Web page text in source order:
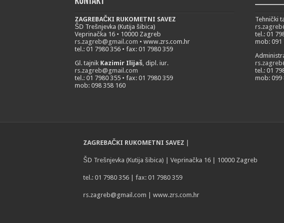
ZAGREBAČKI RUKOMETNI SAVEZ
ŠD Trešnjevka (Kutija šibica)
Veprinačka 16 • 10000 Zagreb
rs.zagreb@gmail.com • www.zrs.com.hr
tel.: 01 7980 356 • fax: 01 7980 359
Gl. tajnik Kazimir Ilijaš, dipl. iur.
rs.zagreb@gmail.com
tel.: 01 7980 355 • fax: 01 7980 359
mob: 098 358 160
Tehnički
tel.: 01
mob: 091
tel.: 01
mob: 099
ZAGREBAČKI RUKOMETNI SAVEZ
ŠD Trešnjevka (Kutija šibica) | Veprinačka 16 | 10000 Zagreb
tel.: 01 7980 356 | fax: 01 7980 359
rs.zagreb@gmail.com | www.zrs.com.hr